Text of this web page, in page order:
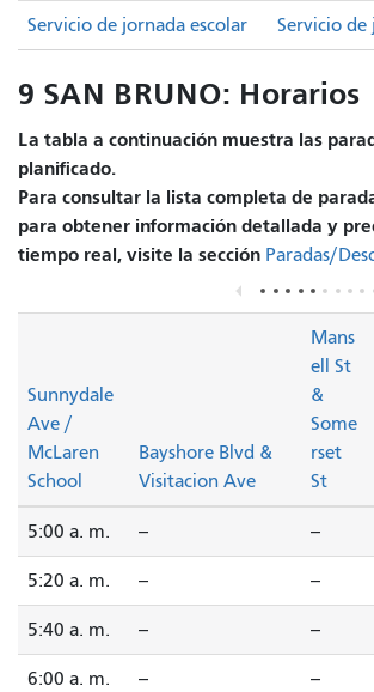
Servicio de jornada escolar Servicio de
9 SAN BRUNO: Horarios
La tabla a continuación muestra las
planificado.
Para consultar la lista completa de
para obtener información detallada y
tiempo real, visite la sección Paradas/
Sunnydale
Ave /
McLaren
School
Bayshore Blvd &
Visitacion Ave
Mans
ell St
&
Some
rset
St
5:00 a. m. -- --
5:20 a. m. -- --
5:40 a. m. -- --
6:00 a. m. -- --